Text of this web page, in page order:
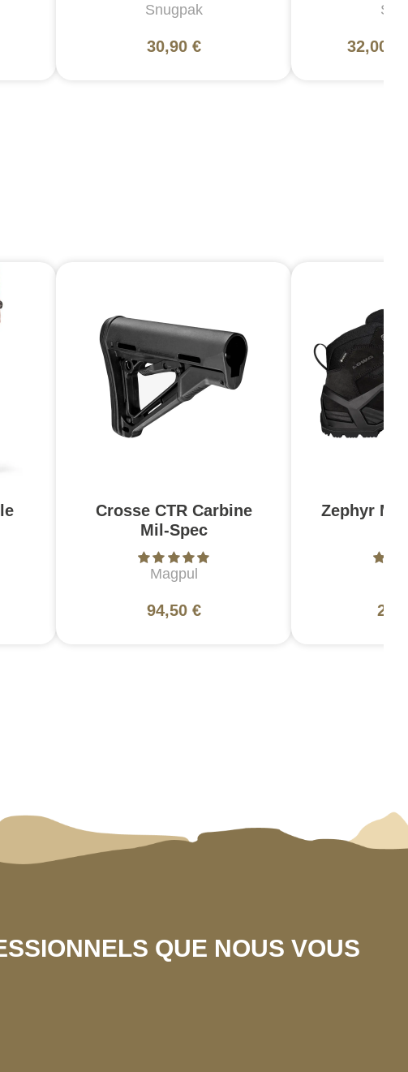
Snugpak
30,90 € 32,00 €
Crosse CTR Carbine
Mil-Spec
Magpul
94,50 €
Zephyr
QUE NOUS VOUS